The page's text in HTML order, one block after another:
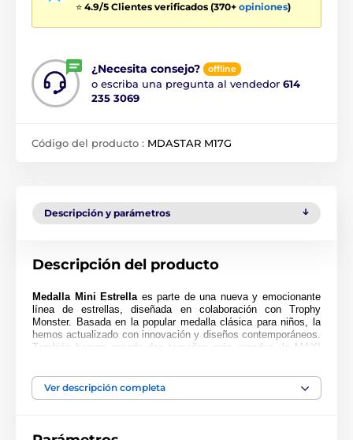
⭐ 4.9/5 Clientes verificados (370+ opiniones)
¿Necesita consejo? offline
o escriba una pregunta al vendedor 614
235 3069
Código del producto : MDASTAR M17G
Descripción y parámetros
Descripción del producto
Medalla Mini Estrellaes parte de una nueva y emocionante
línea de estrellas, diseñada en colaboración con Trophy
Monster. Basada en la popular medalla clásica para niños, la
hemos actualizado con innovación y diseños contemporáneos.
También hemos creado dos tamaños más grandes, la MAXI
Cortada en una forma especial, esta medalla presenta una
impresión en color de alta calidad en el reverso del acrílico de
Ver descripción completa